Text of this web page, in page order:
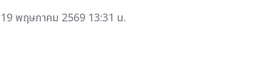
19 พฤษภาคม 2569 13:31 น.